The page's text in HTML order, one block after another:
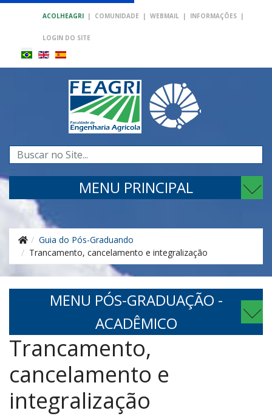
ACOLHEAGRI | COMUNIDADE | WEBMAIL | INFORMAÇÕES |
LOGIN DO SITE
Pesquisar...
MENU PRINCIPAL
Guia do Pós-Graduando
Trancamento, cancelamento e integralização
MENU PÓS-GRADUAÇÃO -
ACADÊMICO
Trancamento,
cancelamento e
integralização